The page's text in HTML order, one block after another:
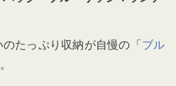
たっぷり収納が自慢の「ブル